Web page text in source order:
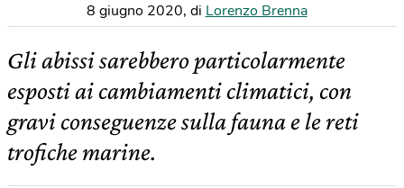
8 giugno 2020, di Lorenzo Brenna
Gli abissi sarebbero particolarmente
esposti ai cambiamenti climatici, con
gravi conseguenze sulla fauna e le reti
trofiche marine.